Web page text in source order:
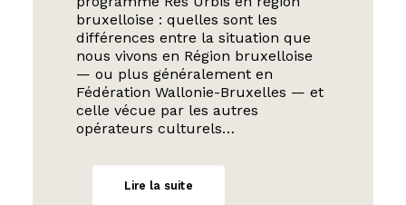
bruxelloise : quelles sont les
différences entre la situation que
nous vivons en Région bruxelloise
— ou plus généralement en
Fédération Wallonie-Bruxelles — et
celle vécue par les autres
opérateurs culturels…
Lire la suite